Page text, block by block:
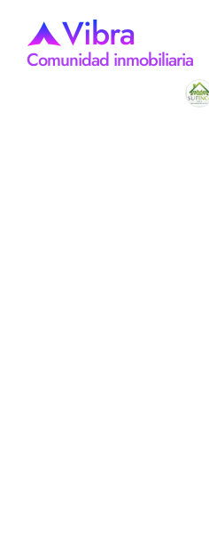
Vibra
Comunidad inmobiliaria